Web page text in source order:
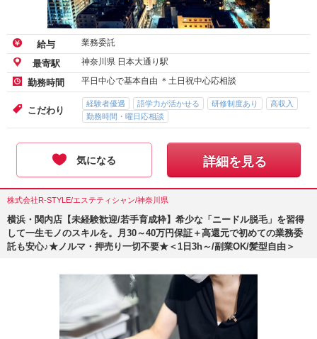
給与 業務委託
最寄駅 神奈川県 日本大通り駅
勤務時間 平日中心で基本自由 ＊土日祝中心応相談
こだわり
経験者優遇 語学力が活かせる 研修制度あり
高収入
勤務時間・曜日応相談
気になる 詳細を見る
株式会社R-STYLE/エステティシャン/神奈川県
横浜・関内店【未経験歓迎/若手育成枠】希少な「ニードル脱毛」を習得
して一生モノのスキルを。月30～40万円保証＋高還元で初めての業務委
託も安心♪★ノルマ・押売り一切不要★＜1日3h～/副業OK/髪型自由＞